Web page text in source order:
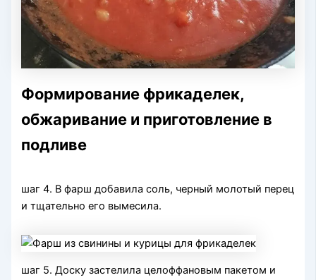
Формирование фрикаделек,
обжаривание и приготовление в
подливе
шаг 4. В фарш добавила соль, черный молотый перец
и тщательно его вымесила.
шаг 5. Доску застелила целоффановым пакетом и